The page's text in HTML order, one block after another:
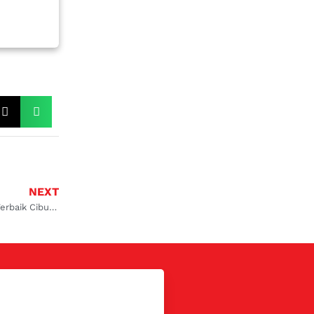
NEXT
Ini Dia Tempat Servis Mobil Lengkap Terbaik Cibubur